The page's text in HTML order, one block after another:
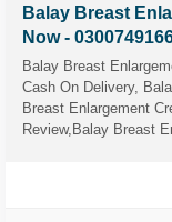
Balay Breast
Now -
Balay Breast
Cash On Delivery,
Breast Enlargement
Review,Balay Breast